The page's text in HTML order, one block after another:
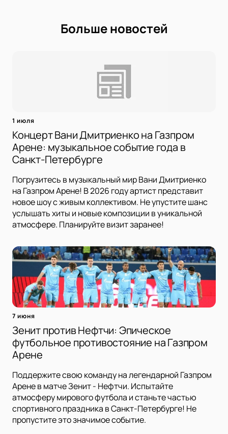
Больше новостей
1 июля
Концерт Вани Дмитриенко на Газпром
Арене: музыкальное событие года в
Санкт-Петербурге
Погрузитесь в музыкальный мир Вани Дмитриенко
на Газпром Арене! В 2026 году артист представит
новое шоу с живым коллективом. Не упустите шанс
услышать хиты и новые композиции в уникальной
атмосфере. Планируйте визит заранее!
7 июня
Зенит против Нефтчи: Эпическое
футбольное противостояние на Газпром
Арене
Поддержите свою команду на легендарной Газпром
Арене в матче Зенит - Нефтчи. Испытайте
атмосферу мирового футбола и станьте частью
спортивного праздника в Санкт-Петербурге! Не
пропустите это значимое событие.